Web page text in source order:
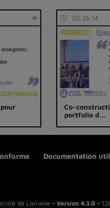
00:25:14
Co-
portfolio d…
Documentation
de Lorraine • Version 4.3.0 •